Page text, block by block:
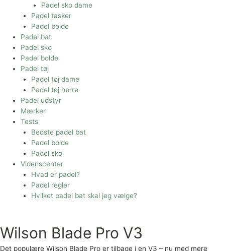
Padel sko dame
Padel tasker
Padel bolde
Padel bat
Padel sko
Padel bolde
Padel tøj
Padel tøj dame
Padel tøj herre
Padel udstyr
Mærker
Tests
Bedste padel bat
Padel bolde
Padel sko
Videnscenter
Hvad er padel?
Padel regler
Hvilket padel bat skal jeg vælge?
Wilson Blade Pro V3
Det populære Wilson Blade Pro er tilbage i en V3 – nu med mere